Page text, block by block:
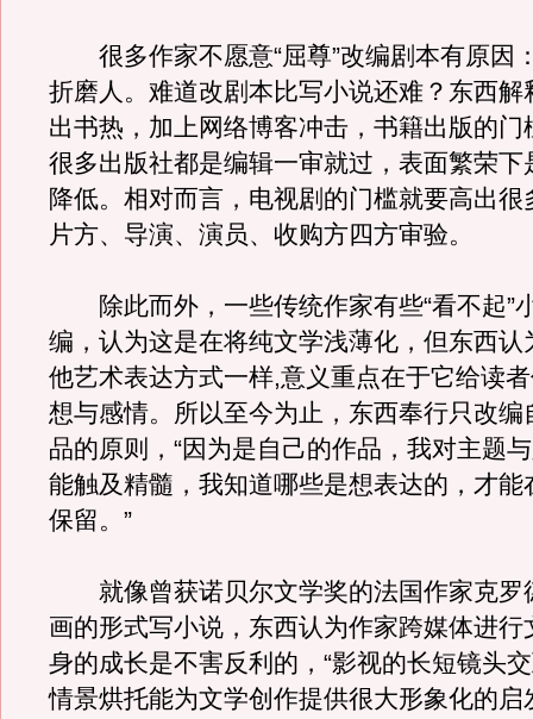
很多作家不愿意“屈尊”改编剧本有原因
折磨人。难道改剧本比写小说还难？东西解
出书热，加上网络博客冲击，书籍出版的门
很多出版社都是编辑一审就过，表面繁荣下
降低。相对而言，电视剧的门槛就要高出很
片方、导演、演员、收购方四方审验。
除此而外，一些传统作家有些“看不起”
编，认为这是在将纯文学浅薄化，但东西认
他艺术表达方式一样,意义重点在于它给读
想与感情。所以至今为止，东西奉行只改编
品的原则，“因为是自己的作品，我对主题
能触及精髓，我知道哪些是想表达的，才能
保留。”
就像曾获诺贝尔文学奖的法国作家克罗
画的形式写小说，东西认为作家跨媒体进行
身的成长是不害反利的，“影视的长短镜头
情景烘托能为文学创作提供很大形象化的启